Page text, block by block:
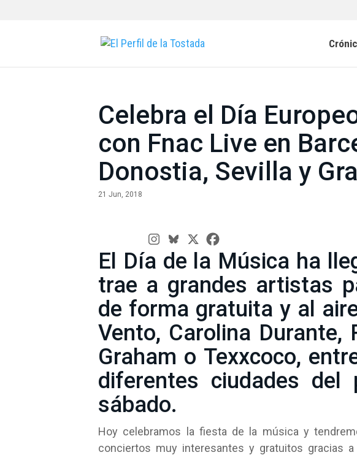
Celebra el Día
con Fnac Live en
Donostia, Sevilla y
21 Jun, 2018
El Día de la Música ha
trae a grandes artistas
de forma gratuita y al
Vento, Carolina Durante,
Graham o Texxcoco,
diferentes ciudades
sábado.
Hoy celebramos la fiesta de la música y
conciertos muy interesantes y gratuitos gracias a